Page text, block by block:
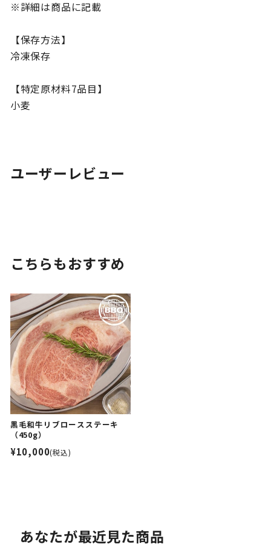
※詳細は商品に記載
【保存方法】
冷凍保存
【特定原材料7品目】
小麦
ユーザーレビュー
こちらもおすすめ
黒毛和牛リブロースステーキ
（450g）
¥10,000(税込)
あなたが最近見た商品